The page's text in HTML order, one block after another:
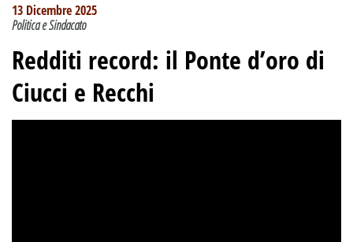
13 Dicembre 2025
Politica e Sindacato
Redditi record: il Ponte d’oro di
Ciucci e Recchi